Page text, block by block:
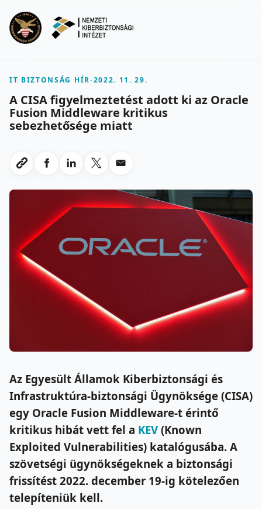
IT BIZTONSÁG HÍR-2022. 11. 29.
A CISA figyelmeztetést adott ki az Oracle
Fusion Middleware kritikus
sebezhetősége miatt
Link masolasa
Megosztas Facebookon
Megosztas LinkedInen
Megosztas X-en
Megosztas emailben
Az Egyesült Államok Kiberbiztonsági és
Infrastruktúra-biztonsági Ügynöksége (CISA)
egy Oracle Fusion Middleware-t érintő
kritikus hibát vett fel a KEV (Known
Exploited Vulnerabilities) katalógusába. A
szövetségi ügynökségeknek a biztonsági
frissítést 2022. december 19-ig kötelezően
telepíteniük kell.